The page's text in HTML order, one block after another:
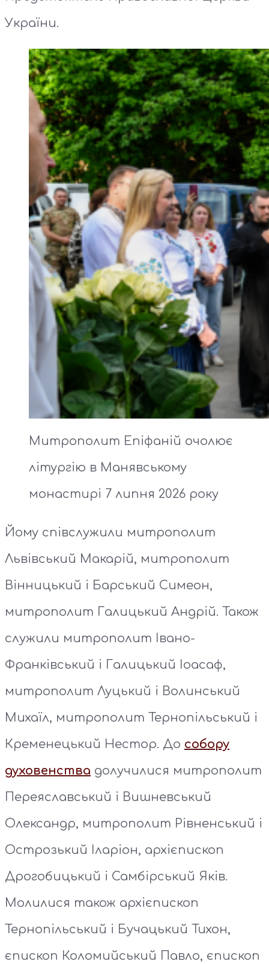
України.
Митрополит Епіфаній очолює
літургію в Манявському
монастирі 7 липня 2026 року
Йому співслужили митрополит
Львівський Макарій, митрополит
Вінницький і Барський Симеон,
митрополит Галицький Андрій. Також
служили митрополит Івано-
Франківський і Галицький Іоасаф,
митрополит Луцький і Волинський
Михаїл, митрополит Тернопільський і
Кременецький Нестор. До собору
духовенства долучилися митрополит
Переяславський і Вишневський
Олександр, митрополит Рівненський і
Острозький Іларіон, архієпископ
Дрогобицький і Самбірський Яків.
Молилися також архієпископ
Тернопільський і Бучацький Тихон,
єпископ Коломийський Павло, єпископ